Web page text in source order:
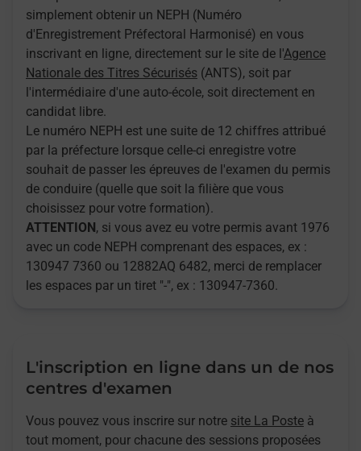
simplement obtenir un NEPH (Numéro
d'Enregistrement Préfectoral Harmonisé) en vous
inscrivant en ligne, directement sur le site de l'Agence
Nationale des Titres Sécurisés (ANTS), soit par
l'intermédiaire d'une auto-école, soit directement en
candidat libre.
Le numéro NEPH est une suite de 12 chiffres attribué
par la préfecture lorsque celle-ci enregistre votre
souhait de passer les épreuves de l'examen du permis
de conduire (quelle que soit la filière que vous
choisissez pour votre formation).
ATTENTION , si vous avez eu votre permis avant 1976
avec un code NEPH comprenant des espaces, ex :
130947 7360 ou 12882AQ 6482, merci de remplacer
les espaces par un tiret "-", ex : 130947-7360.
L'inscription en ligne dans un de nos
centres d'examen
Vous pouvez vous inscrire sur notre site La Poste à
tout moment, pour chacune des sessions proposées